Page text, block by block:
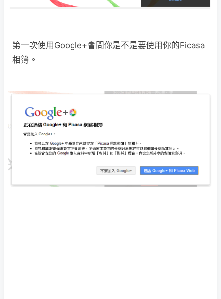
第一次使用Google+會問你是不是要使用你的Picasa
相簿。